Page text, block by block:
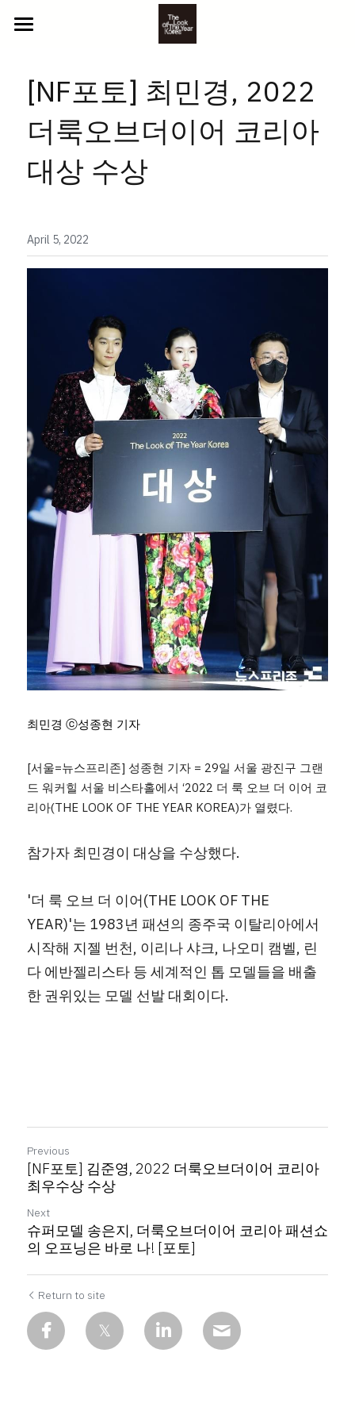
2025 참가자
YOUTH
BEYOND
LITTLE
NEWS
CONTACT
PHOTO
참가 신청
[NF포토] 최민경, 2022
더룩오브더이어 코리아
대상 수상
April 5, 2022
최민경 ⓒ성종현 기자
[서울=뉴스프리존] 성종현 기자 = 29일 서울 광진구 그랜
드 워커힐 서울 비스타홀에서 ‘2022 더 룩 오브 더 이어 코
리아(THE LOOK OF THE YEAR KOREA)가 열렸다.
참가자 최민경이 대상을 수상했다.
'더 룩 오브 더 이어(THE LOOK OF THE
YEAR)'는 1983년 패션의 종주국 이탈리아에서
시작해 지젤 번천, 이리나 샤크, 나오미 캠벨, 린
다 에반젤리스타 등 세계적인 톱 모델들을 배출
한 권위있는 모델 선발 대회이다.
Previous
[NF포토] 김준영, 2022 더룩오브더이어 코리아
최우수상 수상
Next
슈퍼모델 송은지, 더룩오브더이어 코리아 패션쇼
의 오프닝은 바로 나! [포토]
Return to site